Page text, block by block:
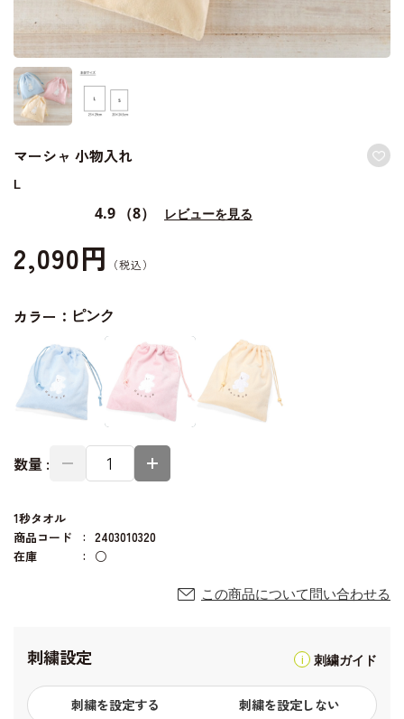
マーシャ 小物入れ
L
4.9 （8） レビューを見る
2,090円
カラー： ピンク
数量 :
1秒タオル
商品コード
2403010320
在庫
○
この商品について問い合わせる
刺繍設定 刺繍ガイド
刺繍を設定する 刺繍を設定しない